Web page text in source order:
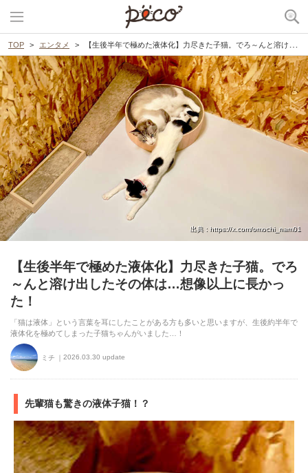
TOP エンタメ 【生後半年で極めた液体化】力尽きた子猫。でろ～んと溶け出したその体は…想像以上に長かった！
出典 : https://x.com/omochi_nam01
【生後半年で極めた液体化】力尽きた子猫。でろ
～んと溶け出したその体は…想像以上に長かっ
た！
「猫は液体」という言葉を耳にしたことがある方も多いと思いますが、生後約半年で
液体化を極めてしまった子猫ちゃんがいました…！
ミチ 2026.03.30 update
先輩猫も驚きの液体子猫！？